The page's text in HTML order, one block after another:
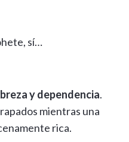
sí…
y dependencia.
mientras una
rica.